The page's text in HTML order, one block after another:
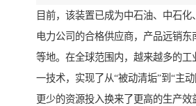
目前，该装置已成为中石油、中石化
电力公司的合格供应商，产品远销东
等地。在全球范围内，越来越多的工
一技术，实现了从“被动清垢”到“主
更少的资源投入换来了更高的生产效